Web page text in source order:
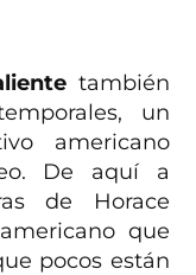
también
un
americano
De aquí a
de Horace
que
pocos están